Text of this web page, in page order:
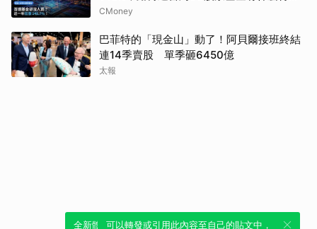
別？
CMoney
巴菲特的「現金山」動了！阿貝爾接班終結
連14季賣股 單季砸6450億
太報
全新體驗！一鍵引用此內容，透過發布貼
可以轉發或引用此內容至自己的貼文中，